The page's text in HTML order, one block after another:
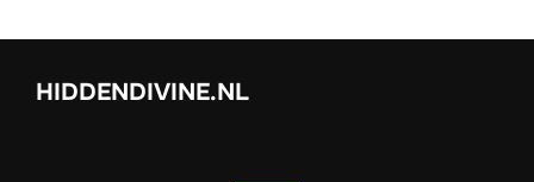
HIDDENDIVINE.NL